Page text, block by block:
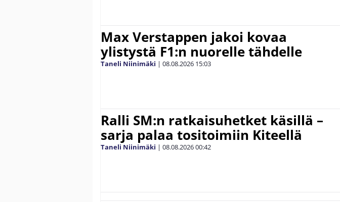
Max Verstappen jakoi kovaa
ylistystä F1:n nuorelle tähdelle
Taneli Niinimäki | 08.08.2026 15:03
Ralli SM:n ratkaisuhetket käsillä –
sarja palaa tositoimiin Kiteellä
Taneli Niinimäki | 08.08.202600:42